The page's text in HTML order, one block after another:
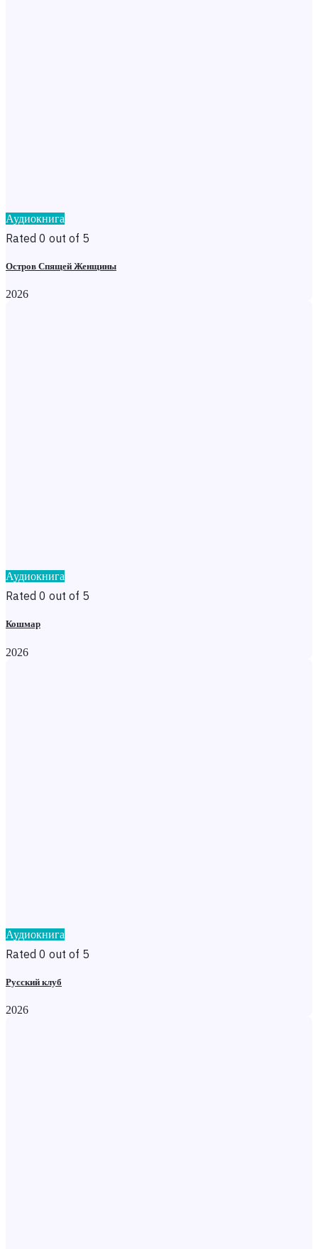
Аудиокнига
Rated 0 out of 5
Остров Спящей Женщины
2026
Аудиокнига
Rated 0 out of 5
Кошмар
2026
Аудиокнига
Rated 0 out of 5
Русский клуб
2026